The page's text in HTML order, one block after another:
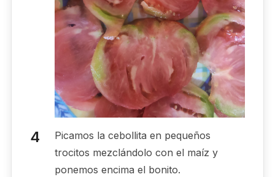
Picamos la cebollita en pequeños
trocitos mezclándolo con el maíz y
ponemos encima el bonito.